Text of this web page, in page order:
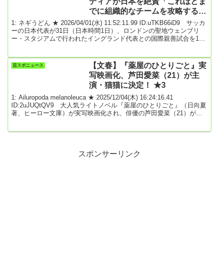
でに組織的なチームを攻略するの
は難しい」「W杯のダークホース
に…」
1: ネギうどん ★ 2026/04/01(水) 11:52:11.99 ID:uTKB66iD9 サッカ
ーの日本代表が31日（日本時間1日）、ロンドンの聖地ウェンブリ
ー・スタジアムで行われたイングランド代表との国際親善試合を1－
ン）が決めた先制ゴールをチーム一丸となって死守。アジア勢とし
てサッカーの母国を初めて破った日本を、英国メディアは「日本は
芸スポニュース
【文春】『薬屋のひとりごと』実
写映画化、芦田愛菜（21）が主
演・猫猫に決定！ ★3
1: Ailuropoda melanoleuca ★ 2025/12/04(木) 16:24:16.41
ID:2uJUQtQV9 大人気ライトノベル『薬屋のひとりごと』（日向夏
著、ヒーロー文庫）が実写映画化され、俳優の芦田愛菜（21）が主
スポンサーリンク